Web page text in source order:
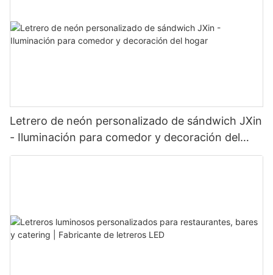
Letrero de neón personalizado de sándwich JXin
- Iluminación para comedor y decoración del
hogar